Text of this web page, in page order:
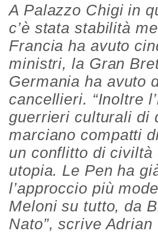
A Palazzo Chigi in
c’è stata stabilità
Francia ha avuto
ministri, la Gran
Germania ha avuto
cancellieri. “Inoltre
guerrieri culturali di
marciano compatti
un conflitto di civiltà
utopia. Le Pen ha
l’approccio più
Meloni su tutto, da
Nato”, scrive